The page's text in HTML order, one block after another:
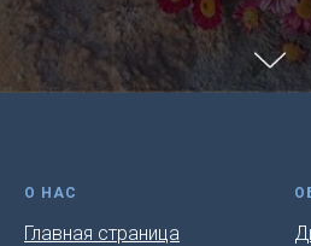
О НАС
Главная страница